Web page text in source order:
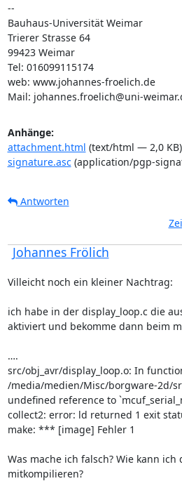
--
Bauhaus-Universität Weimar
Trierer Strasse 64
99423 Weimar
Tel: 016099115174
web: www.johannes-froelich.de
Mail: johannes.froelich@uni-
Anhänge:
attachment.html (text/html — 2,0 KB)
signature.asc(application/pgp-
Antworten
Johannes Frölich
Villeicht noch ein kleiner Nachtrag:
ich habe in der display_loop.c die
aktiviert und bekomme dann beim
….
src/obj_avr/display_loop.o: In
/media/medien/Misc/borgware-2d/
undefined reference to
collect2: error: ld returned 1 exit
make: *** [image] Fehler 1
Was mache ich falsch? Wie kann ich
mitkompilieren?